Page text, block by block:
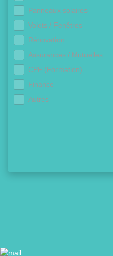
Panneaux solaires
Volets / Fenêtres
Rénovation
Assurances / Mutuelles
CPF (Formation)
Finance
Autres